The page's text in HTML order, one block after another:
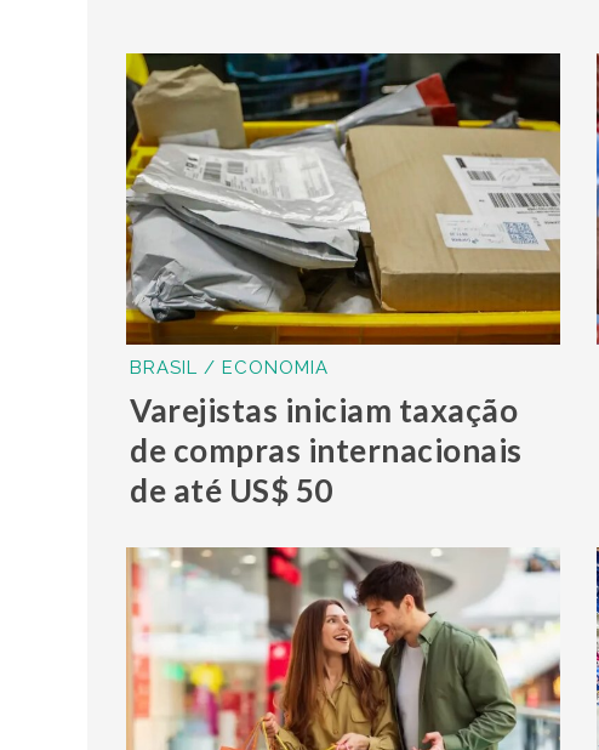
BRASIL / ECONOMIA
Varejistas iniciam taxação
de compras internacionais
de até US$ 50